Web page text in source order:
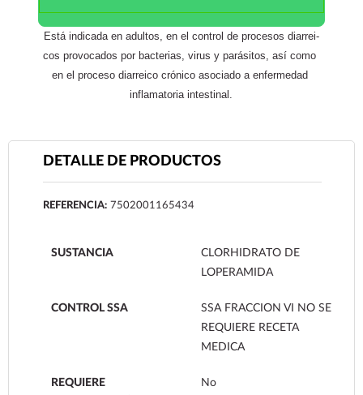
Está indicada en adultos, en el control de procesos diarrei­
cos provocados por bacterias, virus y parásitos, así como
en el proceso diarreico crónico asociado a enfermedad
inflamatoria intestinal.
DETALLE DE PRODUCTOS
REFERENCIA: 7502001165434
SUSTANCIA
CLORHIDRATO DE
LOPERAMIDA
CONTROL SSA
SSA FRACCION VI NO SE
REQUIERE RECETA
MEDICA
REQUIERE
No